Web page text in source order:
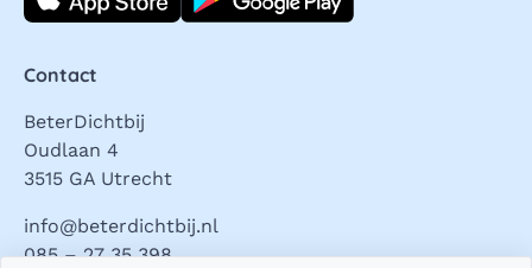
Contact
BeterDichtbij
Oudlaan 4
3515 GA Utrecht
info@beterdichtbij.nl
085 – 27 35 398